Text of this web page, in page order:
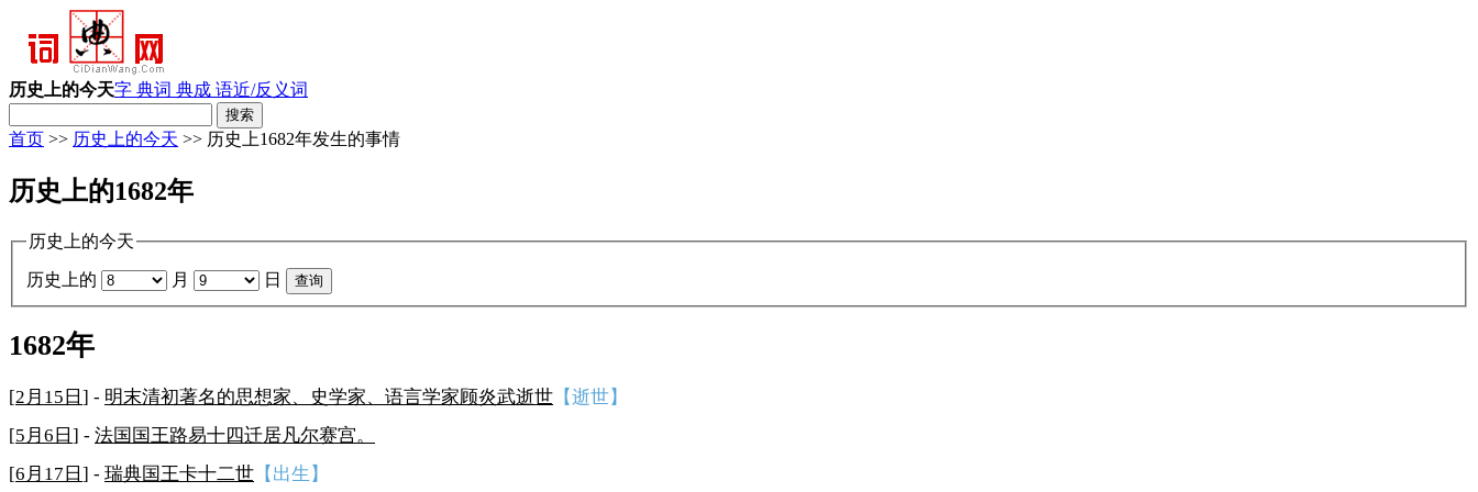
历史上的今天字 典词 典成 语近/反义词
首页 >> 历史上的今天 >> 历史上1682年发生的事情
历史上的1682年
历史上的今天
历史上的 月 日
1682年
[2月15日 ] - 明末清初著名的思想家、史学家、语言学家顾炎武逝世 【逝世】
[5月6日 ] - 法国国王路易十四迁居凡尔赛宫。
[6月17日 ] - 瑞典国王卡十二世 【出生】